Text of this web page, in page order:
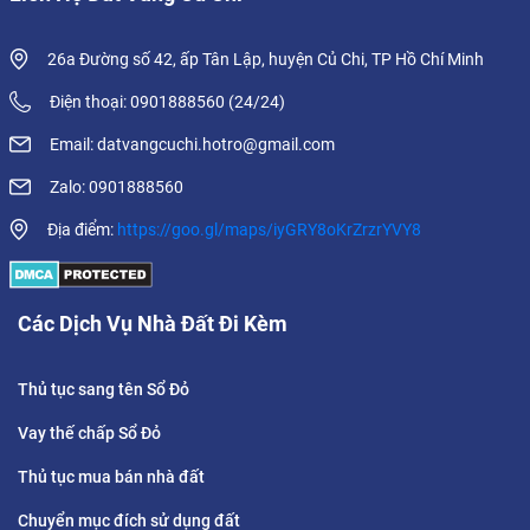
26a Đường số 42, ấp Tân Lập, huyện Củ Chi, TP Hồ Chí Minh
Điện thoại: 0901888560 (24/24)
Email: datvangcuchi.hotro@gmail.com
Zalo: 0901888560
Địa điểm: https://goo.gl/maps/iyGRY8oKrZrzrYVY8
Các Dịch Vụ Nhà Đất Đi Kèm
Thủ tục sang tên Sổ Đỏ
Vay thế chấp Sổ Đỏ
Thủ tục mua bán nhà đất
Chuyển mục đích sử dụng đất